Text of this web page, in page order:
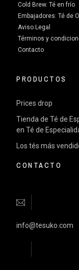
Cold Brew. Té en frío
Embajadores: Té de
Aviso Legal
Términos y
Contacto
PRODUCTOS
Prices drop
Tienda de Té de
en Té de
Los tés más
CONTACTO
info@tesuko.com